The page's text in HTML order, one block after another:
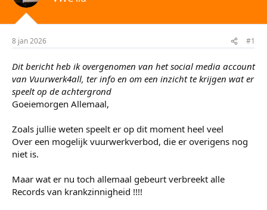
t
r
m
8 jan 2026 #1
Dit bericht heb ik overgenomen van het social media account
van Vuurwerk4all, ter info en om een inzicht te krijgen wat er
speelt op de achtergrond
Goeiemorgen Allemaal,
Zoals jullie weten speelt er op dit moment heel veel
Over een mogelijk vuurwerkverbod, die er overigens nog
niet is.
Maar wat er nu toch allemaal gebeurt verbreekt alle
Records van krankzinnigheid !!!!